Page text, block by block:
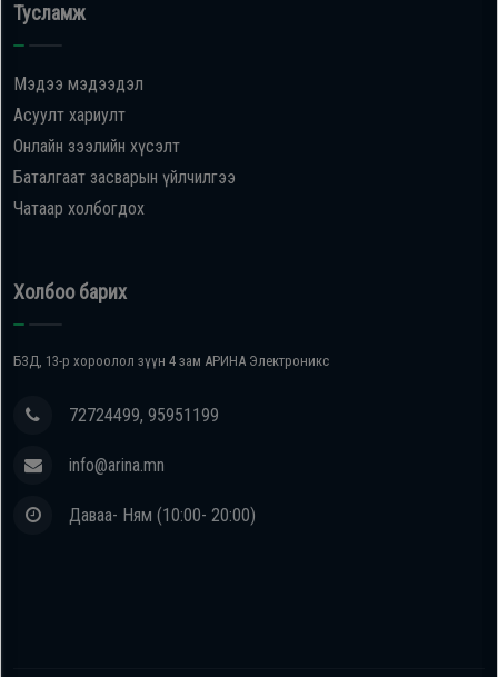
Тусламж
Мэдээ мэдээдэл
Асуулт хариулт
Онлайн зээлийн хүсэлт
Баталгаат засварын үйлчилгээ
Чатаар холбогдох
Холбоо барих
БЗД, 13-р хороолол зүүн 4 зам АРИНА Электроникс
72724499, 95951199
info@arina.mn
Даваа- Ням (10:00- 20:00)